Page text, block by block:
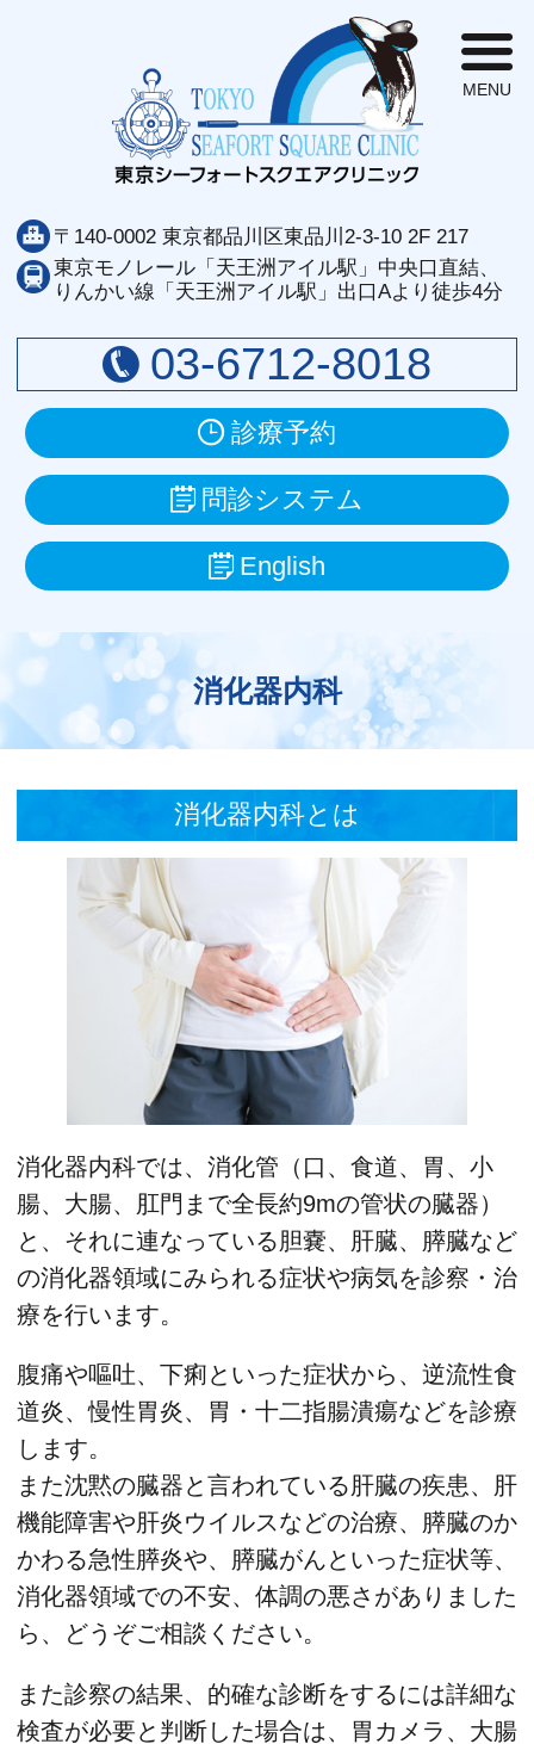
〒140-0002 東京都品川区東品川2-3-10 2F 217
東京モノレール「天王洲アイル駅」中央口直結、
りんかい線「天王洲アイル駅」出口Aより徒歩4分
03-6712-8018
診療予約
問診システム
English
消化器内科
消化器内科とは
消化器内科では、消化管（口、食道、胃、小
腸、大腸、肛門まで全長約9mの管状の臓器）
と、それに連なっている胆嚢、肝臓、膵臓など
の消化器領域にみられる症状や病気を診察・治
療を行います。
腹痛や嘔吐、下痢といった症状から、逆流性食
道炎、慢性胃炎、胃・十二指腸潰瘍などを診療
します。
また沈黙の臓器と言われている肝臓の疾患、肝
機能障害や肝炎ウイルスなどの治療、膵臓のか
かわる急性膵炎や、膵臓がんといった症状等、
消化器領域での不安、体調の悪さがありました
ら、どうぞご相談ください。
また診察の結果、的確な診断をするには詳細な
検査が必要と判断した場合は、胃カメラ、大腸